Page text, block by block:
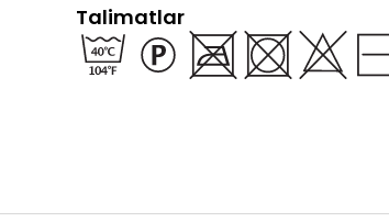
Talimatlar